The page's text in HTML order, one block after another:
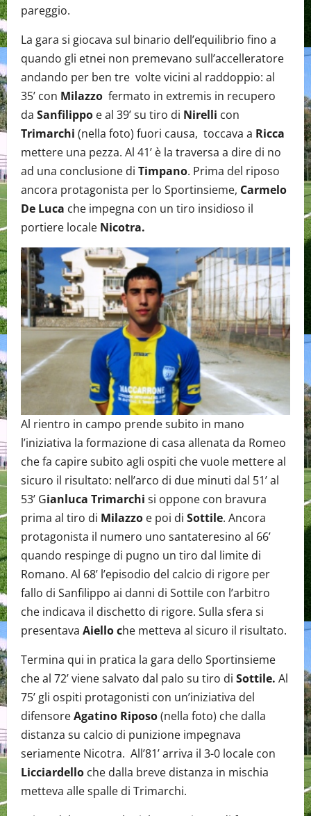
pareggio.
La gara si giocava sul binario dell’equilibrio fino a
quando gli etnei non premevano sull’accelleratore
andando per ben tre volte vicini al raddoppio: al
35’ con Milazzo fermato in extremis in recupero
da Sanfilippo e al 39’ su tiro di Nirelli con
Trimarchi (nella foto) fuori causa, toccava a Ricca
mettere una pezza. Al 41’ è la traversa a dire di no
ad una conclusione di Timpano. Prima del riposo
ancora protagonista per lo Sportinsieme, Carmelo
De Luca che impegna con un tiro insidioso il
portiere locale Nicotra.
Al rientro in campo prende subito in mano
l’iniziativa la formazione di casa allenata da Romeo
che fa capire subito agli ospiti che vuole mettere al
sicuro il risultato: nell’arco di due minuti dal 51’ al
53’ Gianluca Trimarchi si oppone con bravura
prima al tiro di Milazzo e poi di Sottile. Ancora
protagonista il numero uno santateresino al 66’
quando respinge di pugno un tiro dal limite di
Romano. Al 68’ l’episodio del calcio di rigore per
fallo di Sanfilippo ai danni di Sottile con l’arbitro
che indicava il dischetto di rigore. Sulla sfera si
presentava Aiello che metteva al sicuro il risultato.
Termina qui in pratica la gara dello Sportinsieme
che al 72’ viene salvato dal palo su tiro di Sottile. Al
75’ gli ospiti protagonisti con un’iniziativa del
difensoreAgatino Riposo(nella foto) che dalla
distanza su calcio di punizione impegnava
seriamente Nicotra. All’81’ arriva il 3-0 locale con
Licciardello che dalla breve distanza in mischia
metteva alle spalle di Trimarchi.